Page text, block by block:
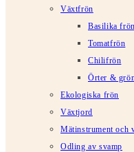
Växtfrön
Basilika frön
Tomatfrön
Chilifrön
Örter &
Ekologiska frön
Växtjord
Mätinstrument och
Odling av svamp